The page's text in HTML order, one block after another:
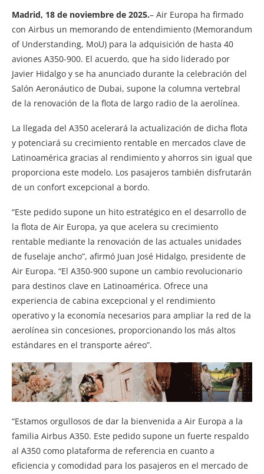
Madrid, 18 de noviembre de 2025.– Air Europa ha firmado
con Airbus un memorando de entendimiento (Memorandum
of Understanding, MoU) para la adquisición de hasta 40
aviones A350-900. El acuerdo, que ha sido liderado por
Javier Hidalgo y se ha anunciado durante la celebración del
Salón Aeronáutico de Dubai, supone la columna vertebral
de la renovación de la flota de largo radio de la aerolínea.
La llegada del A350 acelerará la actualización de dicha flota
y potenciará su crecimiento rentable en mercados clave de
Latinoamérica gracias al rendimiento y ahorros sin igual que
proporciona este modelo. Los pasajeros también disfrutarán
de un confort excepcional a bordo.
“Este pedido supone un hito estratégico en el desarrollo de
la flota de Air Europa, ya que acelera su crecimiento
rentable mediante la renovación de las actuales unidades
de fuselaje ancho”, afirmó Juan José Hidalgo, presidente de
Air Europa. “El A350-900 supone un cambio revolucionario
para destinos clave en Latinoamérica. Ofrece una
experiencia de cabina excepcional y el rendimiento
operativo y la economía necesarios para ampliar la red de la
aerolínea sin concesiones, proporcionando los más altos
estándares en el transporte aéreo”.
“Estamos orgullosos de dar la bienvenida a Air Europa a la
familia Airbus A350. Este pedido supone un fuerte respaldo
al A350 como plataforma de referencia en cuanto a
eficiencia y comodidad para los pasajeros en el mercado de